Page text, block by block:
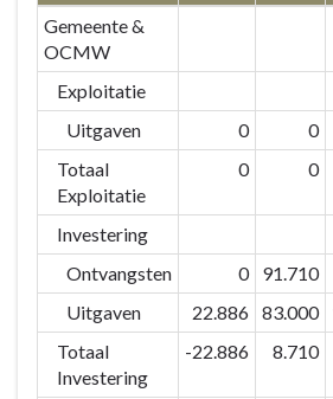
Duurzaam
mobiel
Doelstellingen
navigatie
PB
Duurzaam
mobiel
Doelstellingen
Voorrang
geven
aan
duurzame
Gemeente &
OCMW
Exploitatie
Uitgaven
0 0
Totaal
Exploitatie
0 0
Investering
Ontvangsten
0 91.710
Uitgaven
22.886 83.000
Totaal
Investering
-22.886 8.710